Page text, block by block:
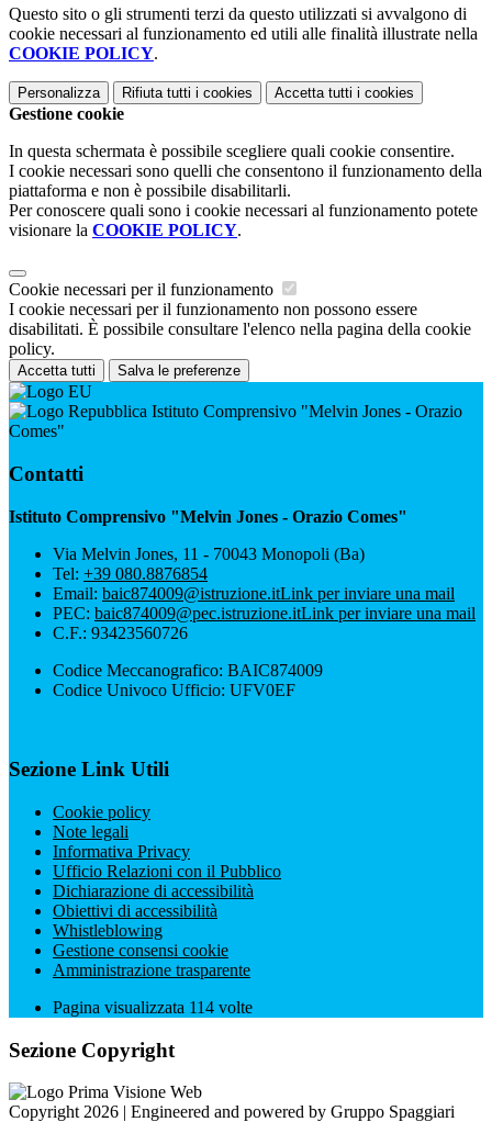
Questo sito o gli strumenti terzi da questo utilizzati si avvalgono di
cookie necessari al funzionamento ed utili alle finalità illustrate nella
COOKIE POLICY.
Personalizza Rifiuta tutti i cookies Accetta tutti i cookies
Gestione cookie
In questa schermata è possibile scegliere quali cookie consentire.
I cookie necessari sono quelli che consentono il funzionamento della
piattaforma e non è possibile disabilitarli.
Per conoscere quali sono i cookie necessari al funzionamento potete
visionare la COOKIE POLICY.
Cookie necessari per il funzionamento
I cookie necessari per il funzionamento non possono essere
disabilitati. È possibile consultare l'elenco nella pagina della cookie
policy.
Accetta tutti Salva le preferenze
Istituto Comprensivo "Melvin Jones - Orazio
Comes"
Contatti
Istituto Comprensivo "Melvin Jones - Orazio Comes"
Via Melvin Jones, 11 - 70043 Monopoli (Ba)
Tel: +39 080.8876854
Email: baic874009@istruzione.itLink per inviare una mail
PEC: baic874009@pec.istruzione.itLink per inviare una mail
C.F.: 93423560726
Codice Meccanografico: BAIC874009
Codice Univoco Ufficio: UFV0EF
Sezione Link Utili
Cookie policy
Note legali
Informativa Privacy
Ufficio Relazioni con il Pubblico
Dichiarazione di accessibilità
Obiettivi di accessibilità
Whistleblowing
Gestione consensi cookie
Amministrazione trasparente
Pagina visualizzata 114 volte
Sezione Copyright
Copyright 2026 | Engineered and powered by Gruppo Spaggiari